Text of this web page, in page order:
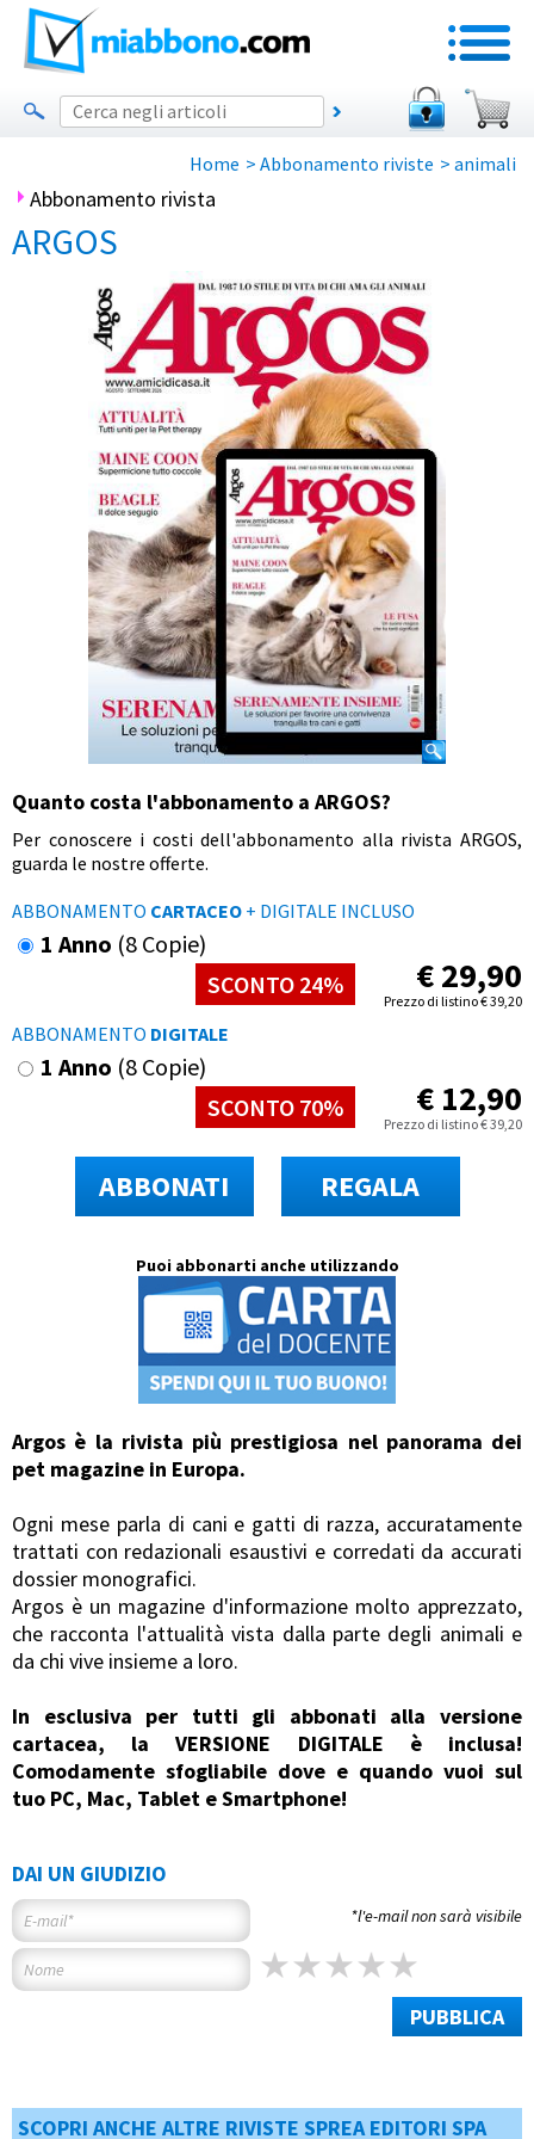
Home > Abbonamento riviste > animali
Abbonamento rivista
ARGOS
Quanto costa l'abbonamento a ARGOS?
Per conoscere i costi dell'abbonamento alla rivista ARGOS,
guarda le nostre offerte.
ABBONAMENTO CARTACEO + DIGITALE INCLUSO
1 Anno (8 Copie)
SCONTO 24%
€29,90
Prezzo di listino€39,20
ABBONAMENTO DIGITALE
1 Anno (8 Copie)
SCONTO 70%
€ 12,90
Prezzo di listino€39,20
ABBONATI REGALA
Puoi abbonarti anche utilizzando
Argos è la rivista più prestigiosa nel panorama dei
pet magazine in Europa.
Ogni mese parla di cani e gatti di razza, accuratamente
trattati con redazionali esaustivi e corredati da accurati
dossier monografici.
Argos è un magazine d'informazione molto apprezzato,
che racconta l'attualità vista dalla parte degli animali e
da chi vive insieme a loro.
In esclusiva per tutti gli abbonati alla versione
cartacea, la VERSIONE DIGITALE è inclusa!
Comodamente sfogliabile dove e quando vuoi sul
tuo PC, Mac, Tablet e Smartphone!
DAI UN GIUDIZIO
*l'e-mail non sarà visibile
PUBBLICA
SCOPRI ANCHE ALTRE RIVISTE SPREA EDITORI SPA